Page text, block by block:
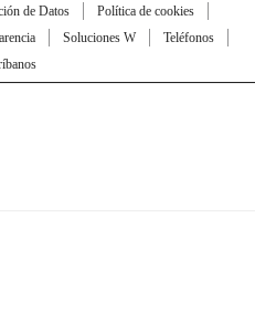
de Datos
Política de cookies
Soluciones W
Teléfonos